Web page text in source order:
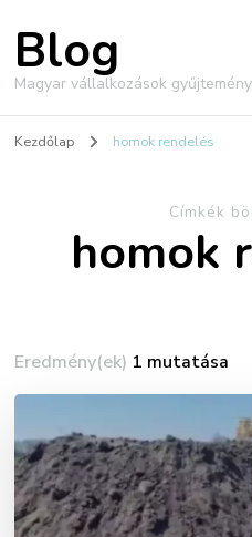
Blog
Magyar vállalkozások
Kezdőlap homok rendelés
Címkék
homok
Eredmény(ek) 1 mutatása